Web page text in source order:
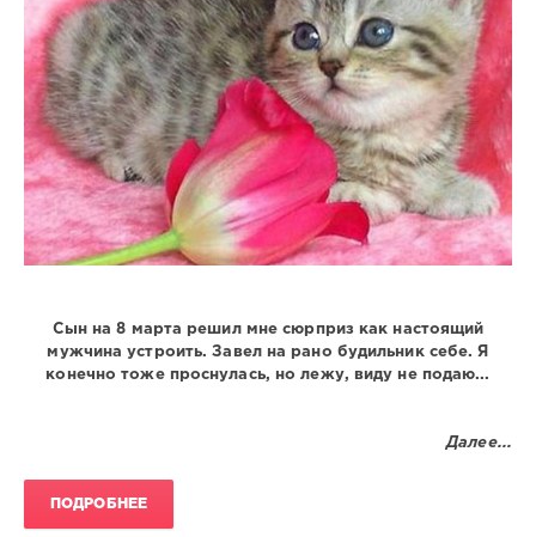
Сын на 8 марта решил мне сюрприз как настоящий
мужчина устроить. Завел на рано будильник себе. Я
конечно тоже проснулась, но лежу, виду не подаю...
Далее...
ПОДРОБНЕЕ